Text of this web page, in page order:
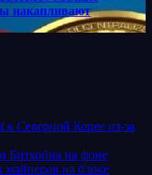
накапливают
Северной Корее из-за
Биткойна на фоне
на блоке